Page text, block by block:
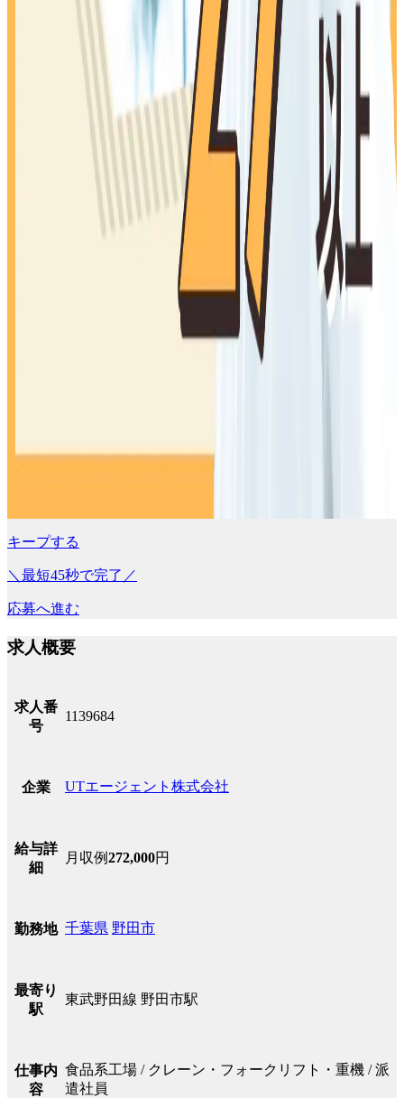
キープする
＼最短45秒で完了／
応募へ進む
求人概要
求人番
号
1139684
企業 UTエージェント株式会社
給与詳
細
月収例272,000円
勤務地 千葉県 野田市
最寄り
駅
東武野田線 野田市駅
仕事内
容
食品系工場 / クレーン・フォークリフト・重機 / 派
遣社員